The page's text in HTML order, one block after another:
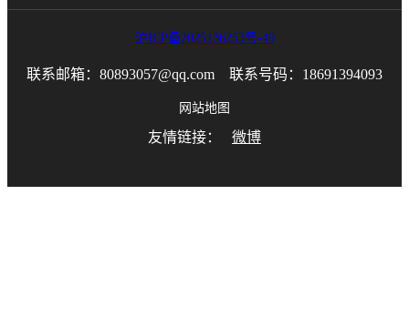
沪ICP备2025136253号-49
联系邮箱：80893057@qq.com 联系号码：18691394093
网站地图
友情链接： 微博